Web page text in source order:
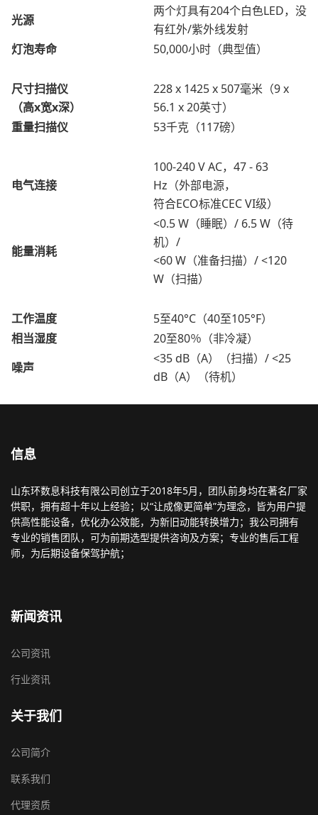
光源
两个灯具有204个白色LED，没
有红外/紫外线发射
灯泡寿命
50,000小时（典型值）
尺寸扫描仪
（高x宽x深）
228 x 1425 x 507毫米（9 x
56.1 x 20英寸）
重量扫描仪
53千克（117磅）
电气连接
100-240 V AC，47 - 63
Hz（外部电源，
符合ECO标准CEC VI级）
能量消耗
<0.5 W（睡眠）/ 6.5 W（待
机）/
<60 W（准备扫描）/ <120
W（扫描）
工作温度
5至40°C（40至105°F）
相当湿度
20至80％（非冷凝）
噪声
<35 dB（A）（扫描）/ <25
dB（A）（待机）
信息
山东环数息科技有限公司创立于2018年5月，团队前身均在著名厂家
供职，拥有超十年以上经验；以“让成像更简单”为理念，皆为用户提
供高性能设备，优化办公效能，为新旧动能转换增力；我公司拥有
专业的销售团队，可为前期选型提供咨询及方案；专业的售后工程
师，为后期设备保驾护航；
新闻资讯
公司资讯
行业资讯
关于我们
公司简介
联系我们
代理资质